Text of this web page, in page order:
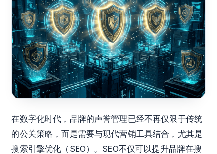
在数字化时代，品牌的声誉管理已经不再仅限于传统
的公关策略，而是需要与现代营销工具结合，尤其是
搜索引擎优化（SEO）。SEO不仅可以提升品牌在搜